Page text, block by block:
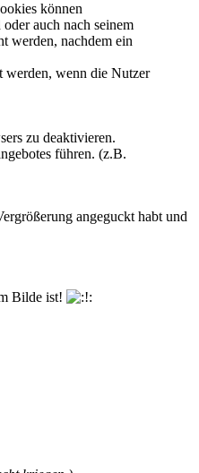
können
auch nach seinem
werden, nachdem ein
werden, wenn die Nutzer
zu deaktivieren.
führen. (z.B.
angeguckt habt und
Bilde ist!